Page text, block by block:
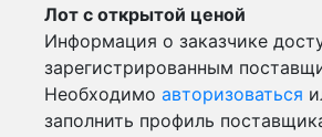
Лот с открытой ценой
Информация о заказчике
зарегистрированным
Необходимо авторизоваться
заполнить профиль